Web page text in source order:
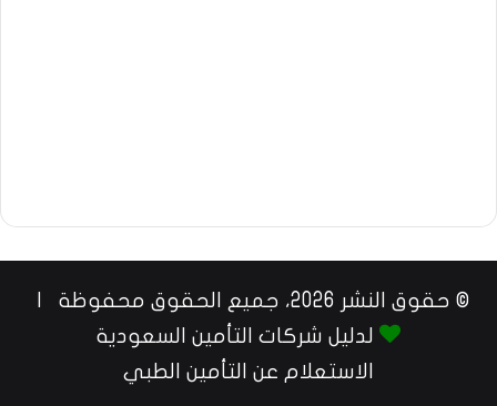
© حقوق النشر 2026، جميع الحقوق محفوظة |
لدليل شركات التأمين السعودية
الاستعلام عن التأمين الطبي